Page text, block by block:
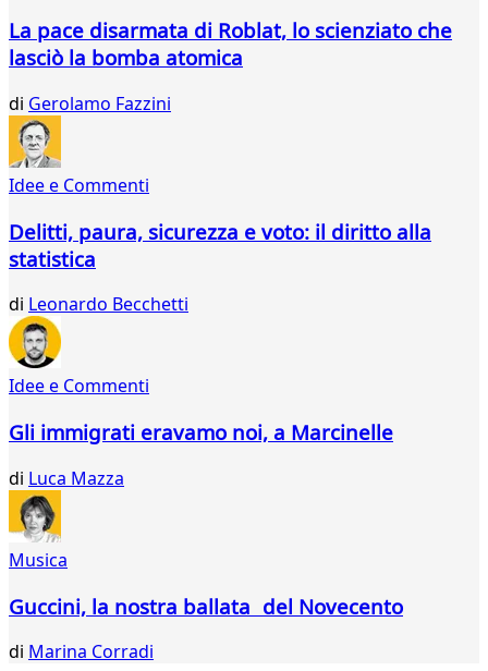
9
...
La pace disarmata di Roblat, lo scienziato che
lasciò la bomba atomica
di Gerolamo Fazzini
Idee e Commenti
Delitti, paura, sicurezza e voto: il diritto alla
statistica
di Leonardo Becchetti
Idee e Commenti
Gli immigrati eravamo noi, a Marcinelle
di Luca Mazza
Musica
Guccini, la nostra ballata del Novecento
di Marina Corradi